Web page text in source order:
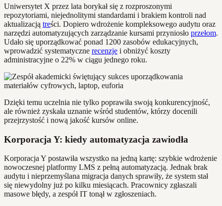
Uniwersytet X przez lata borykał się z rozproszonymi
repozytoriami, niejednolitymi standardami i brakiem kontroli nad
aktualizacją treści. Dopiero wdrożenie kompleksowego audytu oraz
narzędzi automatyzujących zarządzanie kursami przyniosło przełom.
Udało się uporządkować ponad 1200 zasobów edukacyjnych,
wprowadzić systematyczne recenzje i obniżyć koszty
administracyjne o 22% w ciągu jednego roku.
Dzięki temu uczelnia nie tylko poprawiła swoją konkurencyjność,
ale również zyskała uznanie wśród studentów, którzy docenili
przejrzystość i nową jakość kursów online.
Korporacja Y: kiedy automatyzacja zawiodła
Korporacja Y postawiła wszystko na jedną kartę: szybkie wdrożenie
nowoczesnej platformy LMS z pełną automatyzacją. Jednak brak
audytu i nieprzemyślana migracja danych sprawiły, że system stał
się niewydolny już po kilku miesiącach. Pracownicy zgłaszali
masowe błędy, a zespół IT tonął w zgłoszeniach.